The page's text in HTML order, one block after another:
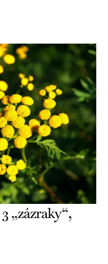
„zázraky“,